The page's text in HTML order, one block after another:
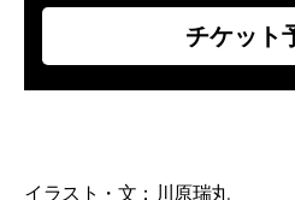
イラスト・文： 川原瑞丸